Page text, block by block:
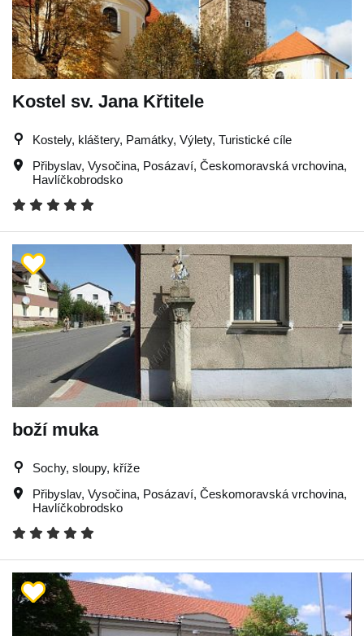
Kostel sv. Jana Křtitele
Kostely, kláštery, Památky, Výlety, Turistické cíle
Přibyslav, Vysočina, Posázaví, Českomoravská vrchovina,
Havlíčkobrodsko
boží muka
Sochy, sloupy, kříže
Přibyslav, Vysočina, Posázaví, Českomoravská vrchovina,
Havlíčkobrodsko